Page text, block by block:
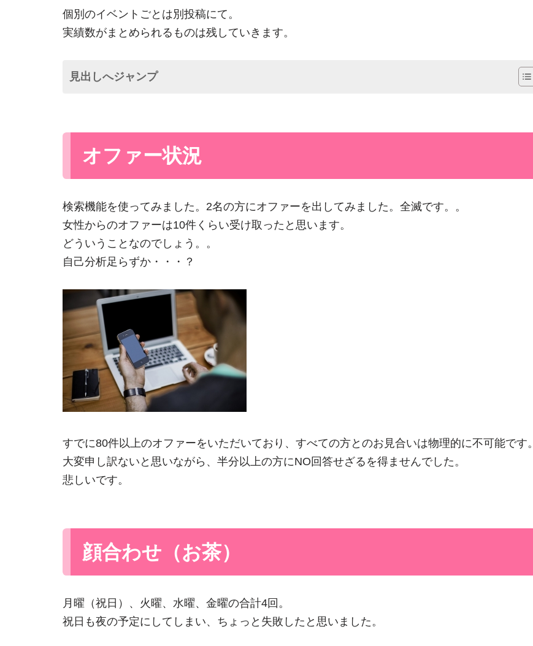
個別のイベントごとは別投稿にて。
実績数がまとめられるものは残していきます。
見出しへジャンプ
オファー状況
検索機能を使ってみました。2名の方にオファーを出してみました。全滅です。。
女性からのオファーは10件くらい受け取ったと思います。
どういうことなのでしょう。。
自己分析足らずか・・・？
すでに80件以上のオファーをいただいており、すべての方とのお見合いは物理的に不可能です。
大変申し訳ないと思いながら、半分以上の方にNO回答せざるを得ませんでした。
悲しいです。
顔合わせ（お茶）
月曜（祝日）、火曜、水曜、金曜の合計4回。
祝日も夜の予定にしてしまい、ちょっと失敗したと思いました。